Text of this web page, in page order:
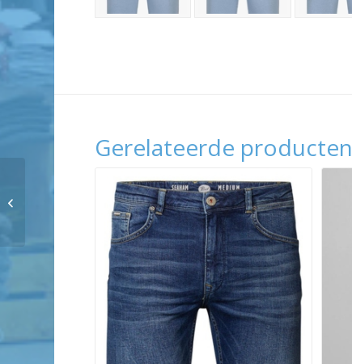
Gerelateerde producten
Cavallaro Cavallaro